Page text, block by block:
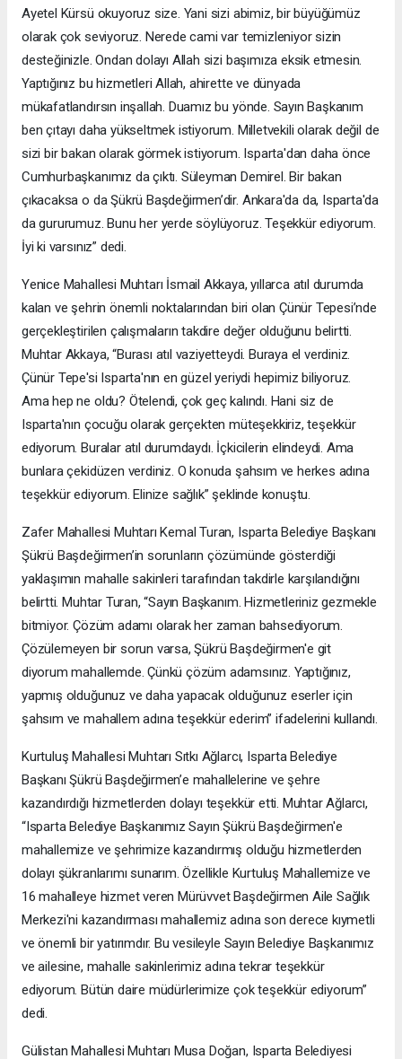
Ayetel Kürsü okuyoruz size. Yani sizi abimiz, bir büyüğümüz
olarak çok seviyoruz. Nerede cami var temizleniyor sizin
desteğinizle. Ondan dolayı Allah sizi başımıza eksik etmesin.
Yaptığınız bu hizmetleri Allah, ahirette ve dünyada
mükafatlandırsın inşallah. Duamız bu yönde. Sayın Başkanım
ben çıtayı daha yükseltmek istiyorum. Milletvekili olarak değil de
sizi bir bakan olarak görmek istiyorum. Isparta'dan daha önce
Cumhurbaşkanımız da çıktı. Süleyman Demirel. Bir bakan
çıkacaksa o da Şükrü Başdeğirmen’dir. Ankara'da da, Isparta'da
da gururumuz. Bunu her yerde söylüyoruz. Teşekkür ediyorum.
İyi ki varsınız” dedi.
Yenice Mahallesi Muhtarı İsmail Akkaya, yıllarca atıl durumda
kalan ve şehrin önemli noktalarından biri olan Çünür Tepesi’nde
gerçekleştirilen çalışmaların takdire değer olduğunu belirtti.
Muhtar Akkaya, “Burası atıl vaziyetteydi. Buraya el verdiniz.
Çünür Tepe'si Isparta'nın en güzel yeriydi hepimiz biliyoruz.
Ama hep ne oldu? Ötelendi, çok geç kalındı. Hani siz de
Isparta'nın çocuğu olarak gerçekten müteşekkiriz, teşekkür
ediyorum. Buralar atıl durumdaydı. İçkicilerin elindeydi. Ama
bunlara çekidüzen verdiniz. O konuda şahsım ve herkes adına
teşekkür ediyorum. Elinize sağlık” şeklinde konuştu.
Zafer Mahallesi Muhtarı Kemal Turan, Isparta Belediye Başkanı
Şükrü Başdeğirmen’in sorunların çözümünde gösterdiği
yaklaşımın mahalle sakinleri tarafından takdirle karşılandığını
belirtti. Muhtar Turan, “Sayın Başkanım. Hizmetleriniz gezmekle
bitmiyor. Çözüm adamı olarak her zaman bahsediyorum.
Çözülemeyen bir sorun varsa, Şükrü Başdeğirmen'e git
diyorum mahallemde. Çünkü çözüm adamsınız. Yaptığınız,
yapmış olduğunuz ve daha yapacak olduğunuz eserler için
şahsım ve mahallem adına teşekkür ederim” ifadelerini kullandı.
Kurtuluş Mahallesi Muhtarı Sıtkı Ağlarcı, Isparta Belediye
Başkanı Şükrü Başdeğirmen’e mahallelerine ve şehre
kazandırdığı hizmetlerden dolayı teşekkür etti. Muhtar Ağlarcı,
“Isparta Belediye Başkanımız Sayın Şükrü Başdeğirmen'e
mahallemize ve şehrimize kazandırmış olduğu hizmetlerden
dolayı şükranlarımı sunarım. Özellikle Kurtuluş Mahallemize ve
16 mahalleye hizmet veren Mürüvvet Başdeğirmen Aile Sağlık
Merkezi'ni kazandırması mahallemiz adına son derece kıymetli
ve önemli bir yatırımdır. Bu vesileyle Sayın Belediye Başkanımız
ve ailesine, mahalle sakinlerimiz adına tekrar teşekkür
ediyorum. Bütün daire müdürlerimize çok teşekkür ediyorum”
dedi.
Gülistan Mahallesi Muhtarı Musa Doğan, Isparta Belediyesi